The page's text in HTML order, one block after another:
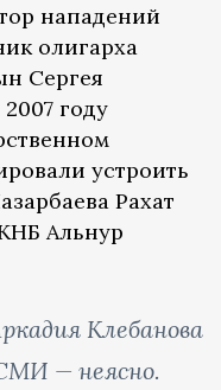
нападений
олигарха
Сергея
году
устроить
Рахат
Альнур
Клебанова
— неясно.